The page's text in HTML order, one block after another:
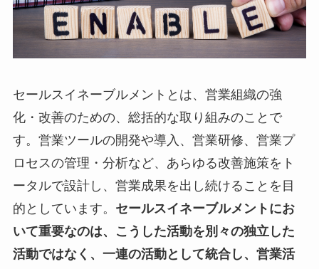
セールスイネーブルメントとは、営業組織の強
化・改善のための、総括的な取り組みのことで
す。営業ツールの開発や導入、営業研修、営業プ
ロセスの管理・分析など、あらゆる改善施策をト
ータルで設計し、営業成果を出し続けることを目
的としています。 セールスイネーブルメントにお
いて重要なのは、こうした活動を別々の独立した
活動ではなく、一連の活動として統合し、営業活